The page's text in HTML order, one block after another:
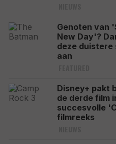
Genoten van
New Day'?
deze duistere
aan
Disney+ pakt
de derde film
succesvolle
filmreeks